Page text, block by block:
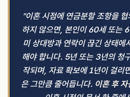
"이혼 시점에 연금분할 조항을
하지 않으면, 본인이 60세 또는
미 상대방과 연락이 끊긴 상태에
해야 합니다. 5년 또는 3년의 청
작되며, 자료 확보에 1년이 걸리
은 그만큼 줄어듭니다. 이혼 후